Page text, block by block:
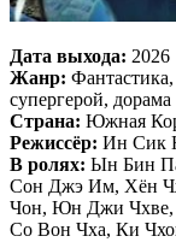
Дата выхода: 2026
Жанр:
супергерой, дорама
Страна: Южная
Режиссёр: Ин Сик
В ролях: Ын Бин
Сон Джэ Им, Хён
Чон, Юн Джи Чхве,
Со Вон Чха, Ки